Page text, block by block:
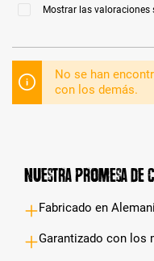
Mostrar las
No se han
con los demás.
Nuestra promesa de
Fabricado en
Garantizado con los